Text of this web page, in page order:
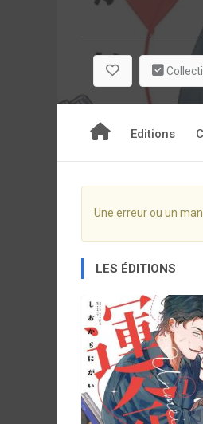
Editions
Une erreur ou un
LES ÉDITIONS